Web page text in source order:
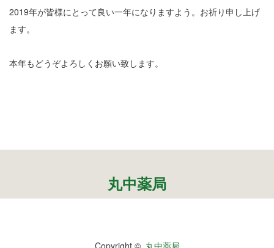
2019年が皆様にとって良い一年になりますよう。お祈り申し上げ
ます。
本年もどうぞよろしくお願い致します。
丸中薬局